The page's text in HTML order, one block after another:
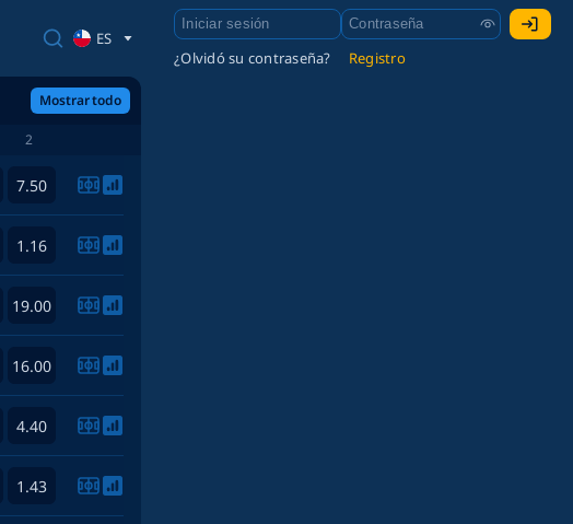
ES
¿Olvidó su contraseña?
Registro
Mostrar todo
2
7.50
1.16
19.00
16.00
4.40
1.43